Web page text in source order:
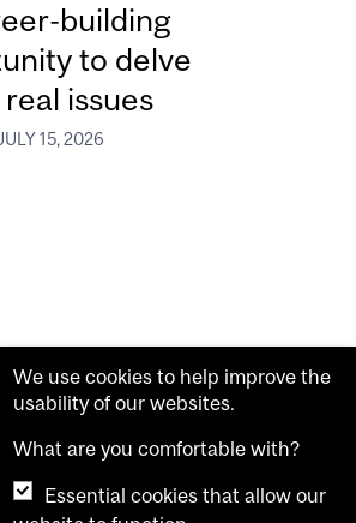
building
to delve
issues
15, 2026
We use cookies to help improve the
usability of our websites.
What are you comfortable with?
Essential cookies that allow our